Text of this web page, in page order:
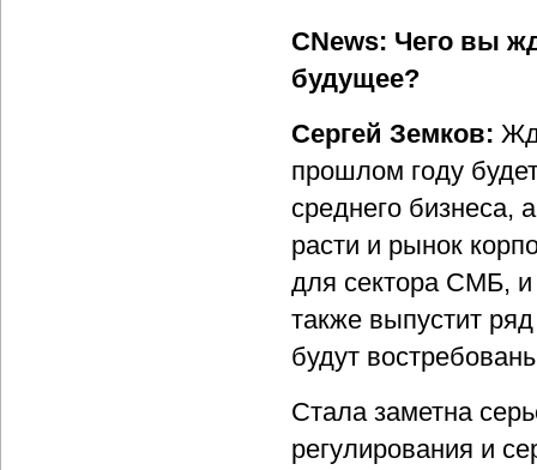
CNews: Чего вы
будущее?
Сергей Земков:
прошлом году
среднего бизнеса,
расти и рынок
для сектора СМБ, и
также выпустит
будут
Стала заметна
регулирования и